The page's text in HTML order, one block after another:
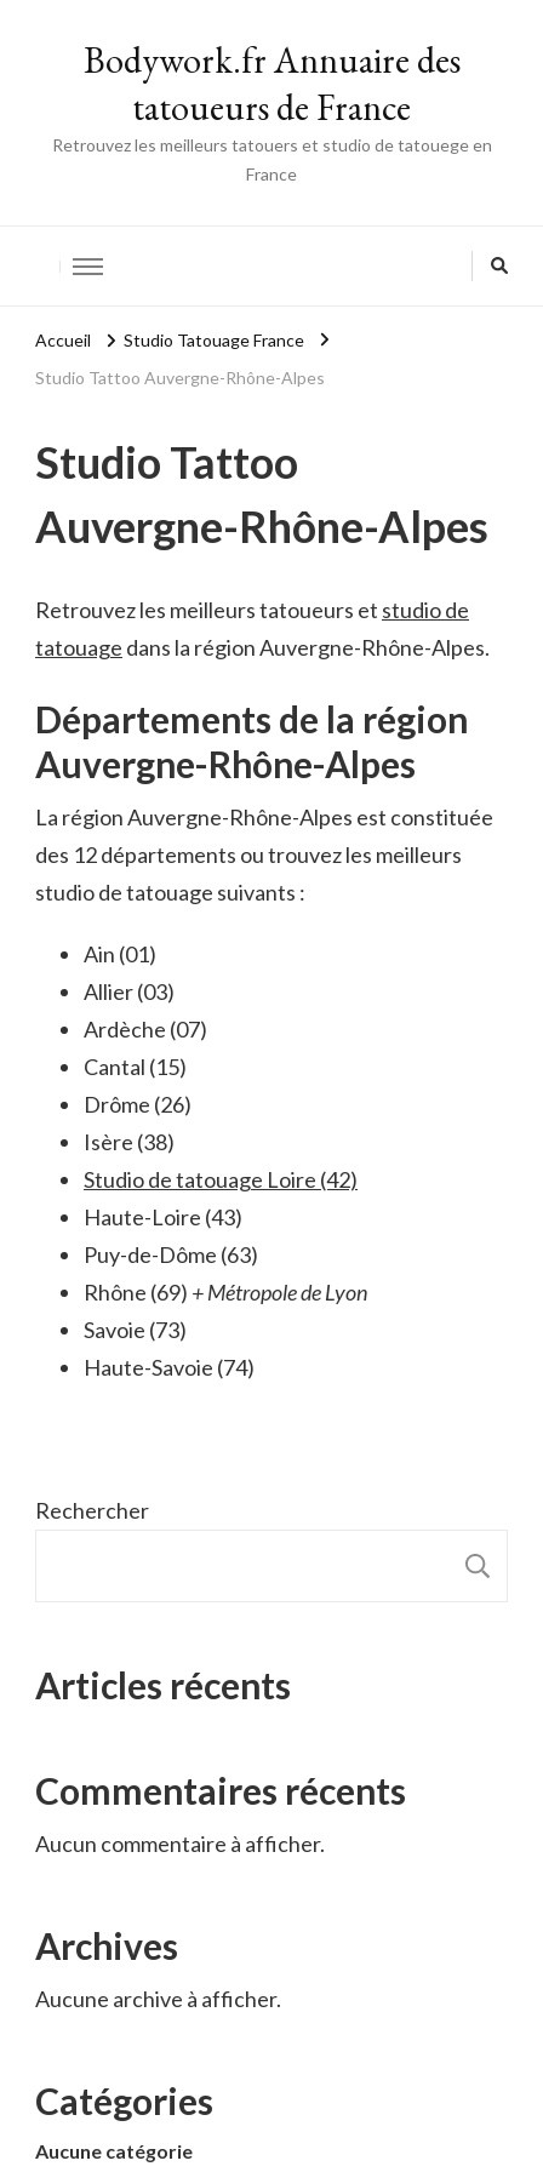
Bodywork.fr Annuaire des
tatoueurs de France
Retrouvez les meilleurs tatouers et studio de tatouege en
France
Accueil
Studio Tatouage France
Studio Tattoo Auvergne-Rhône-Alpes
Studio Tattoo
Auvergne-Rhône-Alpes
Retrouvez les meilleurs tatoueurs et studio de
tatouage dans la région Auvergne-Rhône-Alpes.
Départements de la région
Auvergne-Rhône-Alpes
La région Auvergne-Rhône-Alpes est constituée
des 12 départements ou trouvez les meilleurs
studio de tatouage suivants :
Ain (01)
Allier (03)
Ardèche (07)
Cantal (15)
Drôme (26)
Isère (38)
Studio de tatouage Loire (42)
Haute-Loire (43)
Puy-de-Dôme (63)
Rhône (69) + Métropole de Lyon
Savoie (73)
Haute-Savoie (74)
Rechercher
Articles récents
Commentaires récents
Aucun commentaire à afficher.
Archives
Aucune archive à afficher.
Catégories
Aucune catégorie